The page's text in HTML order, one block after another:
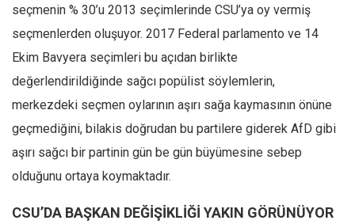
seçmenin % 30’u 2013 seçimlerinde CSU’ya oy vermiş
seçmenlerden oluşuyor. 2017 Federal parlamento ve 14
Ekim Bavyera seçimleri bu açıdan birlikte
değerlendirildiğinde sağcı popülist söylemlerin,
merkezdeki seçmen oylarının aşırı sağa kaymasının önüne
geçmediğini, bilakis doğrudan bu partilere giderek AfD gibi
aşırı sağcı bir partinin gün be gün büyümesine sebep
olduğunu ortaya koymaktadır.
CSU’DA BAŞKAN DEĞİŞİKLİĞİ YAKIN GÖRÜNÜYOR